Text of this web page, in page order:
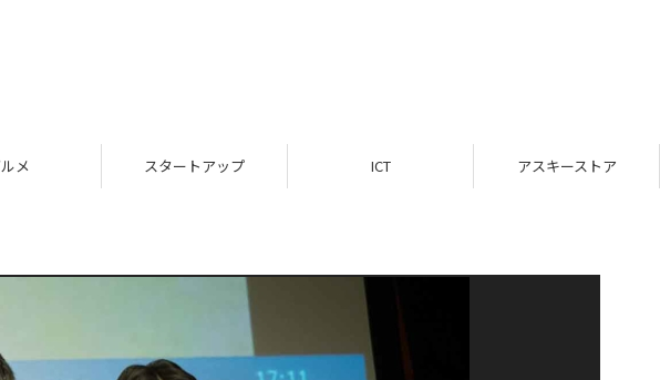
メ スタートアップ ICT アスキーストア